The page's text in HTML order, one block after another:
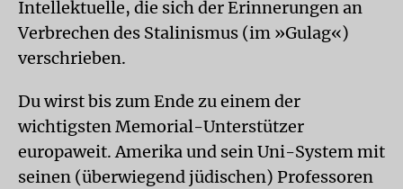
Intellektuelle, die sich der Erinnerungen an
Verbrechen des Stalinismus (im »Gulag«)
verschrieben.
Du wirst bis zum Ende zu einem der
wichtigsten Memorial-Unterstützer
europaweit. Amerika und sein Uni-System mit
seinen (überwiegend jüdischen) Professoren